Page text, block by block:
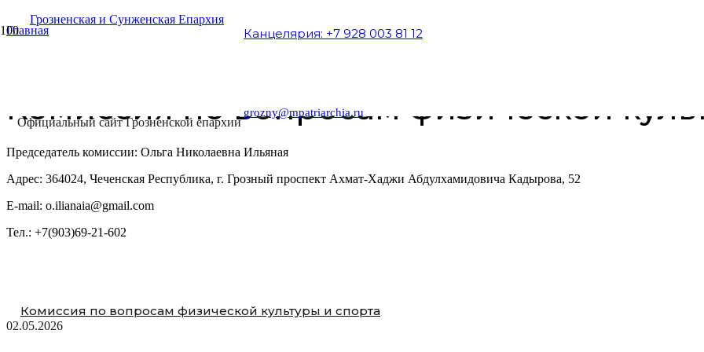
Официальный сайт Грозненской епархии
Канцелярия: +7 928 003 81 12
grozny@mpatriarchia.ru
Главная
Комиссия по вопросам физической
Председатель комиссии: Ольга Николаевна Ильяная
Адрес: 364024, Чеченская Республика, г. Грозный проспект Ахмат-Хаджи Абдулхамидовича Кадырова, 52
E-mail: o.ilianaia@gmail.com
Тел.: +7(903)69-21-602
Комиссия по вопросам физической культуры и спорта
02.05.2026